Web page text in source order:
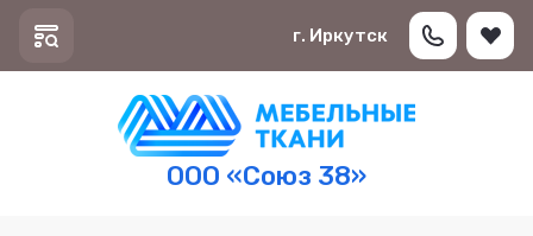
г. Иркутск
ООО «Союз 38»